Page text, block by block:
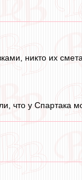
никто их
что у Спартака